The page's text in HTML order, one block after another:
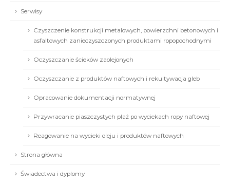
Serwisy
Czyszczenie konstrukcji metalowych, powierzchni betonowych i
asfaltowych zanieczyszczonych produktami ropopochodnymi
Oczyszczanie ścieków zaolejonych
Oczyszczanie z produktów naftowych i rekultywacja gleb
Opracowanie dokumentacji normatywnej
Przywracanie piaszczystych plaż po wyciekach ropy naftowej
Reagowanie na wycieki oleju i produktów naftowych
Strona główna
Świadectwa i dyplomy